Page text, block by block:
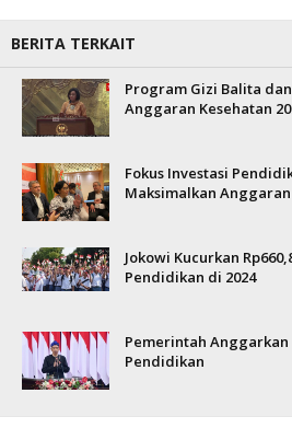
BERITA TERKAIT
Program Gizi Balita
Anggaran Kesehatan
Fokus Investasi
Maksimalkan
Jokowi Kucurkan
Pendidikan di 2024
Pemerintah Anggarkan
Pendidikan